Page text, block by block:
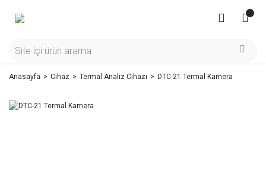
Anasayfa Cihaz Termal Analiz Cihazı DTC-21 Termal Kamera